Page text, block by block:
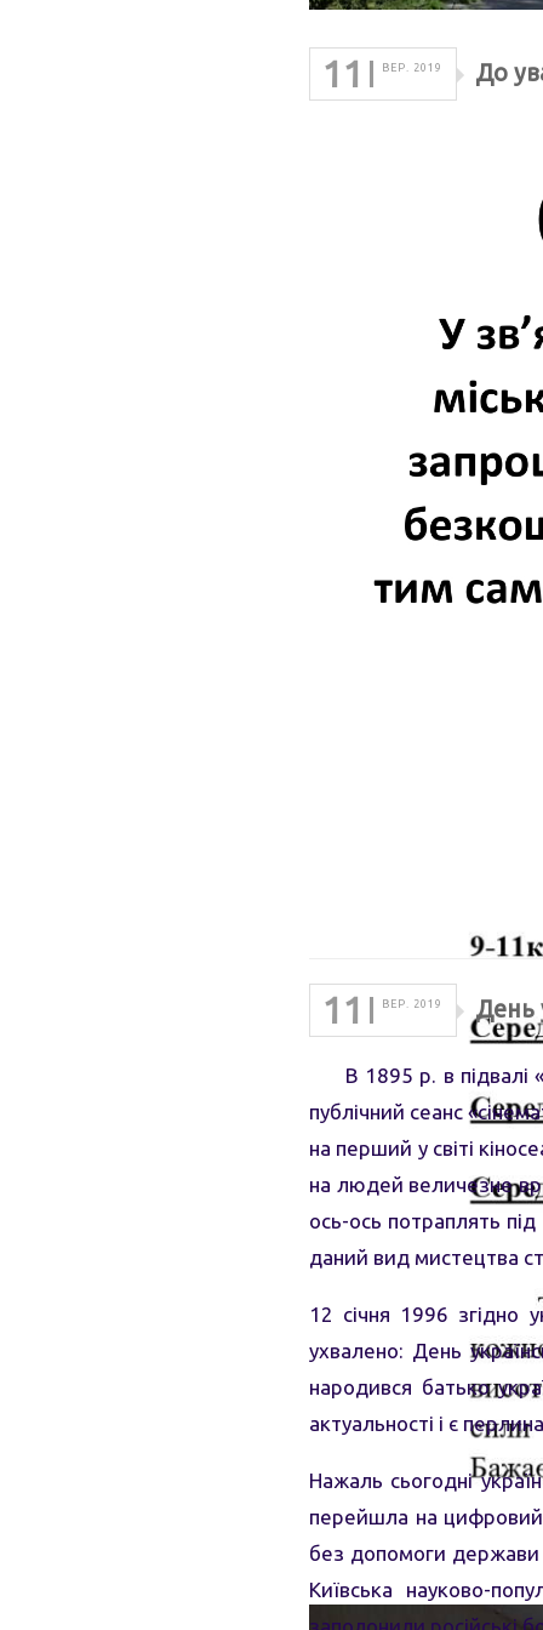
11 ВЕР. 2019 До
11 ВЕР. 2019 День
В 1895 р. в підвалі
публічний сеанс
на перший у світі
на людей величезне
ось-ось потраплять
даний вид мистецтва
12 січня 1996 згідно
ухвалено: День
народився батько
актуальності і є
Нажаль сьогодні
перейшла на цифровий
без допомоги держави
Київська науково-
заполонили російські